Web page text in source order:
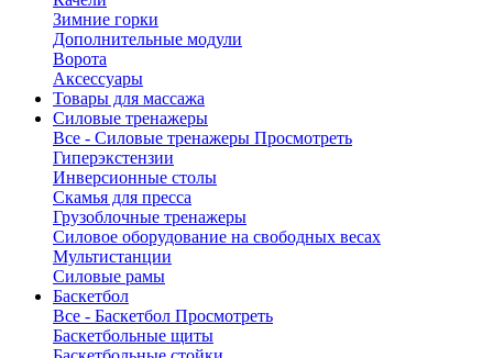
Зимние горки
Дополнительные модули
Ворота
Аксессуары
Товары для массажа
Силовые тренажеры
Все - Силовые тренажеры Просмотреть
Гиперэкстензии
Инверсионные столы
Скамья для пресса
Грузоблочные тренажеры
Силовое оборудование на свободных весах
Мультистанции
Силовые рамы
Баскетбол
Все - Баскетбол Просмотреть
Баскетбольные щиты